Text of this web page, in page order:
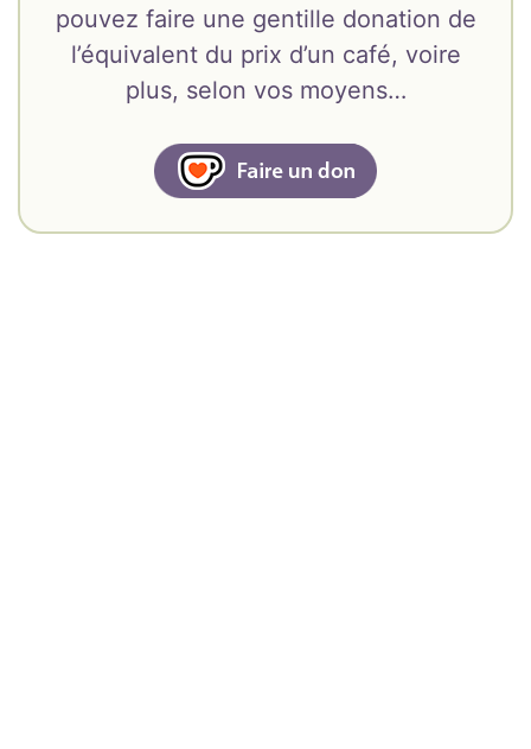
pouvez faire une gentille donation de
l’équivalent du prix d’un café, voire
plus, selon vos moyens…